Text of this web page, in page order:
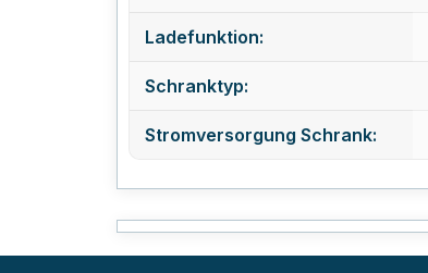
Ladefunktion:
Schranktyp:
Stromversorgung Schrank: